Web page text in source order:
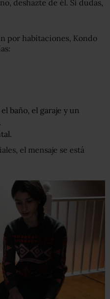
deshazte de él. Si dudas,
por habitaciones, Kondo
baño, el garaje y un
el mensaje se está